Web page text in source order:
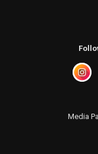
Media